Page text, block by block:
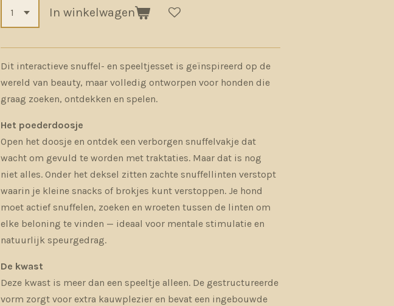
In winkelwagen
Dit interactieve snuffel- en speeltjesset is geïnspireerd op de
wereld van beauty, maar volledig ontworpen voor honden die
graag zoeken, ontdekken en spelen.
Het poederdoosje
Open het doosje en ontdek een verborgen snuffelvakje dat
wacht om gevuld te worden met traktaties. Maar dat is nog
niet alles. Onder het deksel zitten zachte snuffellinten verstopt
waarin je kleine snacks of brokjes kunt verstoppen. Je hond
moet actief snuffelen, zoeken en wroeten tussen de linten om
elke beloning te vinden — ideaal voor mentale stimulatie en
natuurlijk speurgedrag.
De kwast
Deze kwast is meer dan een speeltje alleen. De gestructureerde
vorm zorgt voor extra kauwplezier en bevat een ingebouwde